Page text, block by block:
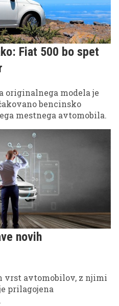
Fiat 500 bo spet
originalnega modela je
bencinsko
mestnega avtomobila.
novih
vrst avtomobilov, z njimi
prilagojena